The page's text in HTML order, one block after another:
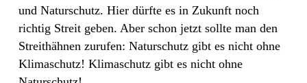
und Naturschutz. Hier dürfte es in Zukunft noch
richtig Streit geben. Aber schon jetzt sollte man den
Streithähnen zurufen: Naturschutz gibt es nicht ohne
Klimaschutz! Klimaschutz gibt es nicht ohne